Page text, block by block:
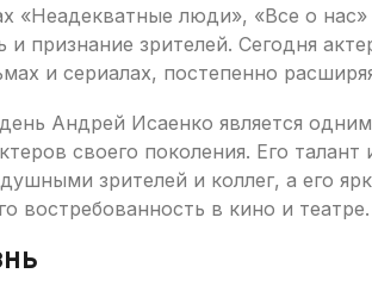
«Неадекватные люди», «Все о
и признание зрителей. Сегодня
и сериалах, постепенно
Андрей Исаенко является
своего поколения. Его
зрителей и коллег, а его
востребованность в кино и театре.